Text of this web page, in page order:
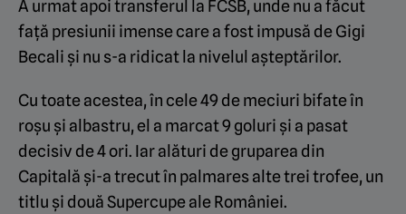
A urmat apoi transferul la FCSB, unde nu a făcut
față presiunii imense care a fost impusă de Gigi
Becali și nu s-a ridicat la nivelul așteptărilor.
Cu toate acestea, în cele 49 de meciuri bifate în
roșu și albastru, el a marcat 9 goluri și a pasat
decisiv de 4 ori. Iar alături de gruparea din
Capitală și-a trecut în palmares alte trei trofee, un
titlu și două Supercupe ale României.